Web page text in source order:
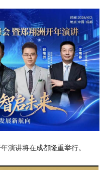
演讲将在成都隆重举行。